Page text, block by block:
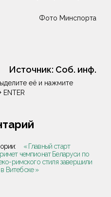
Фото Минспорта
Источник: Соб. инф.
её и нажмите
ENTER
« Главный старт
чемпионат Беларуси по
римского стиля завершили
Витебске »